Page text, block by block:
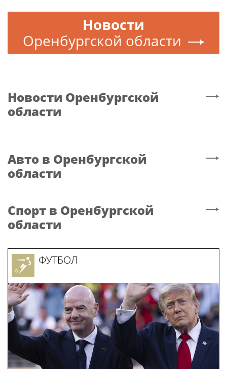
Новости
Оренбургской области
Новости Оренбургской
области
Авто в Оренбургской
области
Спорт в Оренбургской
области
ФУТБОЛ